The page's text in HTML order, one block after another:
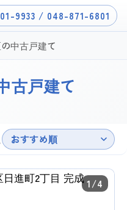
9933 / 048-871-6801
中古戸建て
古戸建て
おすすめ順
1/4